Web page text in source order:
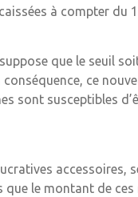
à compter du
que le seuil
ce
sont susceptibles
accessoires,
le montant de ces